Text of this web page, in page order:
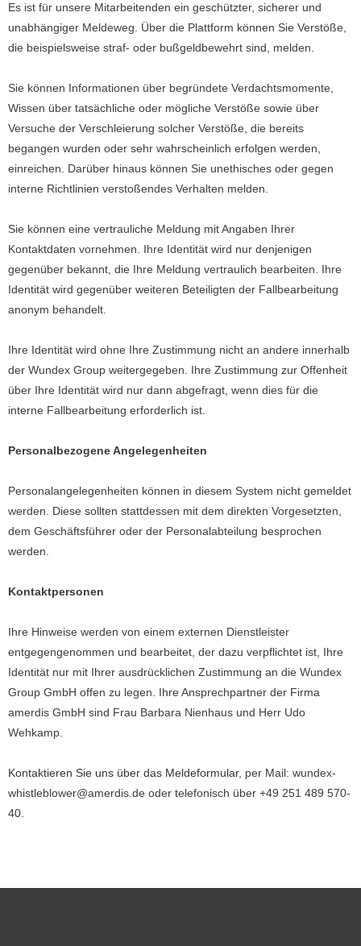
Es ist für unsere Mitarbeitenden ein geschützter, sicherer und
unabhängiger Meldeweg. Über die Plattform können Sie Verstöße,
die beispielsweise straf- oder bußgeldbewehrt sind, melden.
Sie können Informationen über begründete Verdachtsmomente,
Wissen über tatsächliche oder mögliche Verstöße sowie über
Versuche der Verschleierung solcher Verstöße, die bereits
begangen wurden oder sehr wahrscheinlich erfolgen werden,
einreichen. Darüber hinaus können Sie unethisches oder gegen
interne Richtlinien verstoßendes Verhalten melden.
Sie können eine vertrauliche Meldung mit Angaben Ihrer
Kontaktdaten vornehmen. Ihre Identität wird nur denjenigen
gegenüber bekannt, die Ihre Meldung vertraulich bearbeiten. Ihre
Identität wird gegenüber weiteren Beteiligten der Fallbearbeitung
anonym behandelt.
Ihre Identität wird ohne Ihre Zustimmung nicht an andere innerhalb
der Wundex Group weitergegeben. Ihre Zustimmung zur Offenheit
über Ihre Identität wird nur dann abgefragt, wenn dies für die
interne Fallbearbeitung erforderlich ist.
Personalbezogene Angelegenheiten
Personalangelegenheiten können in diesem System nicht gemeldet
werden. Diese sollten stattdessen mit dem direkten Vorgesetzten,
dem Geschäftsführer oder der Personalabteilung besprochen
werden.
Kontaktpersonen
Ihre Hinweise werden von einem externen Dienstleister
entgegengenommen und bearbeitet, der dazu verpflichtet ist, Ihre
Identität nur mit Ihrer ausdrücklichen Zustimmung an die Wundex
Group GmbH offen zu legen. Ihre Ansprechpartner der Firma
amerdis GmbH sind Frau Barbara Nienhaus und Herr Udo
Wehkamp.
Kontaktieren Sie uns über das Meldeformular, per Mail: wundex-
whistleblower@amerdis.de oder telefonisch über +49 251 489 570-
40.